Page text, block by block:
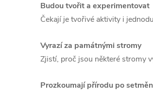
Budou tvořit a experimentovat
Čekají je tvořivé aktivity i
Vyrazí za památnými stromy
Zjistí, proč jsou některé stromy
Prozkoumají přírodu po